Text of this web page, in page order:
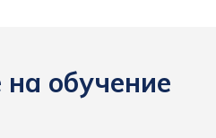
обучение